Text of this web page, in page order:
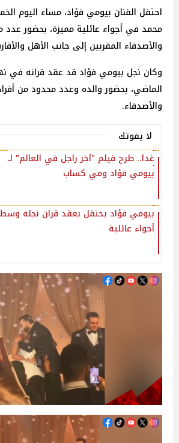
احتفل الفنان بيومي فؤاد، مساء اليوم
محمد في أجواء عائلية مميزة، بحضور عدد
والأصدقاء المقربين إلى جانب الأهل
وكان نجل بيومي فؤاد قد عقد قرانه في
الماضي، بحضور والده وعدد محدود من
والأصدقاء.
لا يفوتك
غدا.. طرح فيلم "آخر راجل في العالم" لـ
بيومي فؤاد ومي كساب
بيومي فؤاد يحتفل بعقد قران نجله وسط
أجواء عائلية